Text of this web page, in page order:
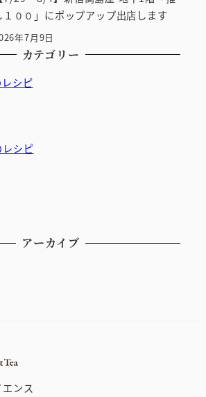
１００」にポップアップ出店します
年7月9日
カテゴリー
シピ
シピ
アーカイブ
ンス